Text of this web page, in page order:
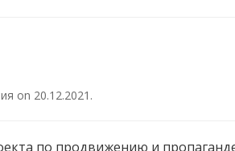
on 20.12.2021 .
по продвижению и